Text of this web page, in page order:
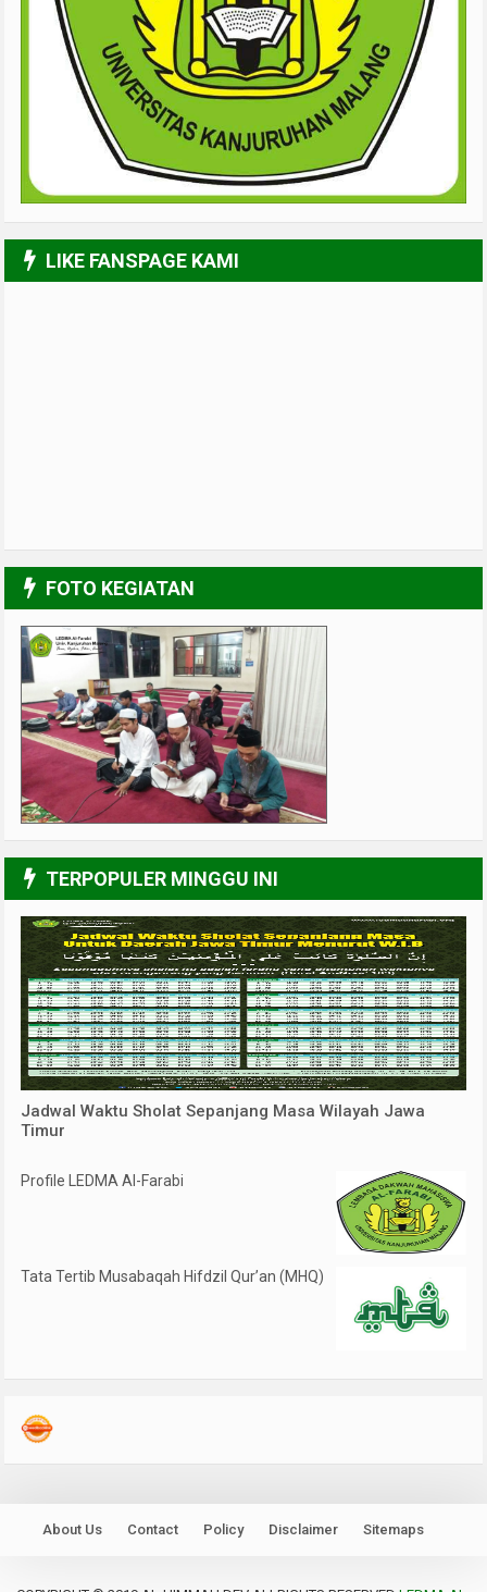
LIKE FANSPAGE KAMI
FOTO KEGIATAN
3/6
TERPOPULER MINGGU INI
Jadwal Waktu Sholat Sepanjang Masa Wilayah Jawa
Timur
Profile LEDMA Al-Farabi
Tata Tertib Musabaqah Hifdzil Qur’an (MHQ)
About Us Contact Policy Disclaimer Sitemaps